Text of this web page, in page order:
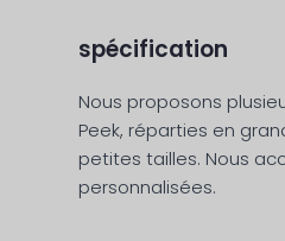
spécification
Nous proposons
Peek, réparties en
petites tailles. Nous
personnalisées.